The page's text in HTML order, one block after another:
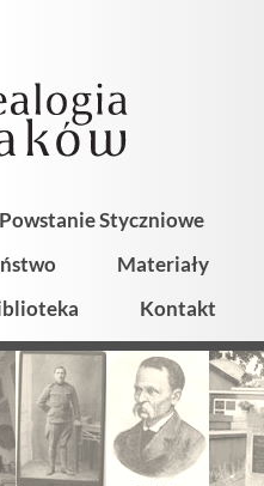
Powstanie Styczniowe
Materiały
Kontakt